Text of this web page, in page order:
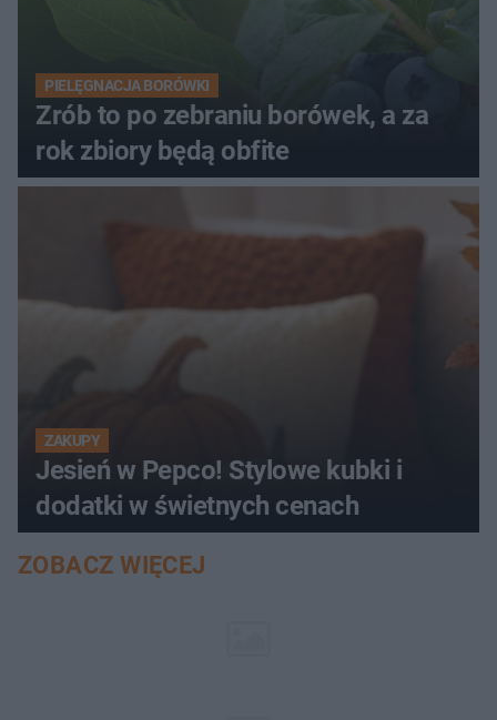
PIELĘGNACJA BORÓWKI
Zrób to po zebraniu borówek, a za
rok zbiory będą obfite
ZAKUPY
Jesień w Pepco! Stylowe kubki i
dodatki w świetnych cenach
ZOBACZ WIĘCEJ